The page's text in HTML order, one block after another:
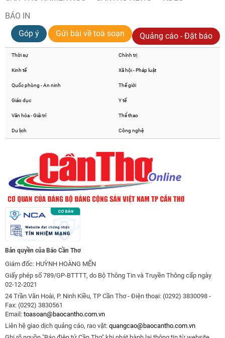
BÁO IN
Góp ý
Gửi bài về toà soạn Quảng cáo - Đặt báo
Thời sự Chính trị
Kinh tế Xã hội - Pháp luật
Quốc phòng - An ninh Thế giới
Giáo dục Y tế
Văn hóa - Giải trí Thể thao
Du lịch Công nghệ
Bản quyền của Báo Cần Thơ
Giám đốc: HUỲNH HOÀNG MẾN
Giấy phép số 789/GP-BTTTT, do Bộ Thông Tin và Truyền Thông cấp ngày
02-12-2021
24 Trần Văn Hoài, P. Ninh Kiều, TP Cần Thơ - Điện thoại: (0292) 3830098 -
Fax: (0292) 3830561
Email: toasoan@baocantho.com.vn
Liên hệ giao dịch quảng cáo, rao vặt: quangcao@baocantho.com.vn